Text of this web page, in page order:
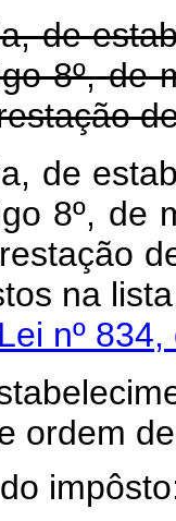
de
8º, de
de
8º, de
na
nº
ordem